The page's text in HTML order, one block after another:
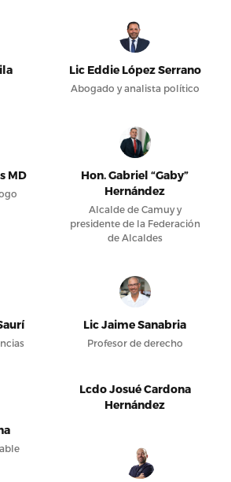
Lic Eddie López Serrano
Abogado y analista político
MD
Hon. Gabriel “Gaby”
Hernández
Alcalde de Camuy y
presidente de la Federación
de Alcaldes
Lic Jaime Sanabria
Profesor de derecho
Lcdo Josué Cardona
Hernández